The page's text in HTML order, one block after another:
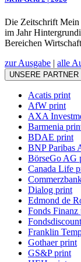
Die Zeitschrift Mein
im Jahr
Bereichen
zur Ausgabe | alle
UNSERE PARTNER
Acatis print
AfW print
AXA
Barmenia
BDAE print
BNP Paribas
BörseGo AG
Canada Life
Dialog print
Edmond de
Fonds Finanz
Franklin
Gothaer print
GS&P print